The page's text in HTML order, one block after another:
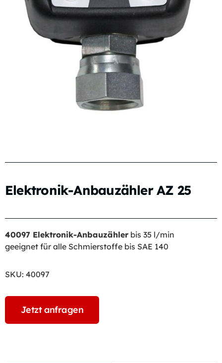
Elektronik-Anbauzähler AZ 25
40097 Elektronik-Anbauzähler bis 35 l/min
geeignet für alle Schmierstoffe bis SAE 140
SKU: 40097
Jetzt anfragen